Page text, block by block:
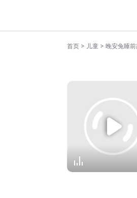
首页 > 儿童 > 晚安兔睡